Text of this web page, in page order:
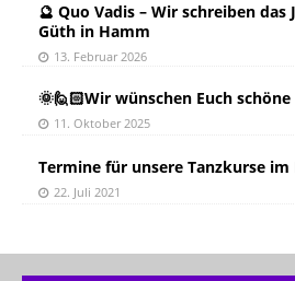
🔮 Quo Vadis – Wir schreiben das
Güth in Hamm
13. Februar 2026
🌞🙋🏻Wir wünschen Euch
11. Oktober 2025
Termine für unsere Tanzkurse im
22. Juli 2021